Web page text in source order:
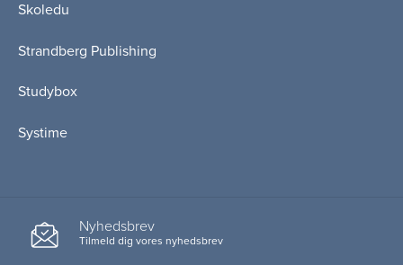
Skoledu
Strandberg Publishing
Studybox
Systime
Nyhedsbrev
Tilmeld dig vores nyhedsbrev